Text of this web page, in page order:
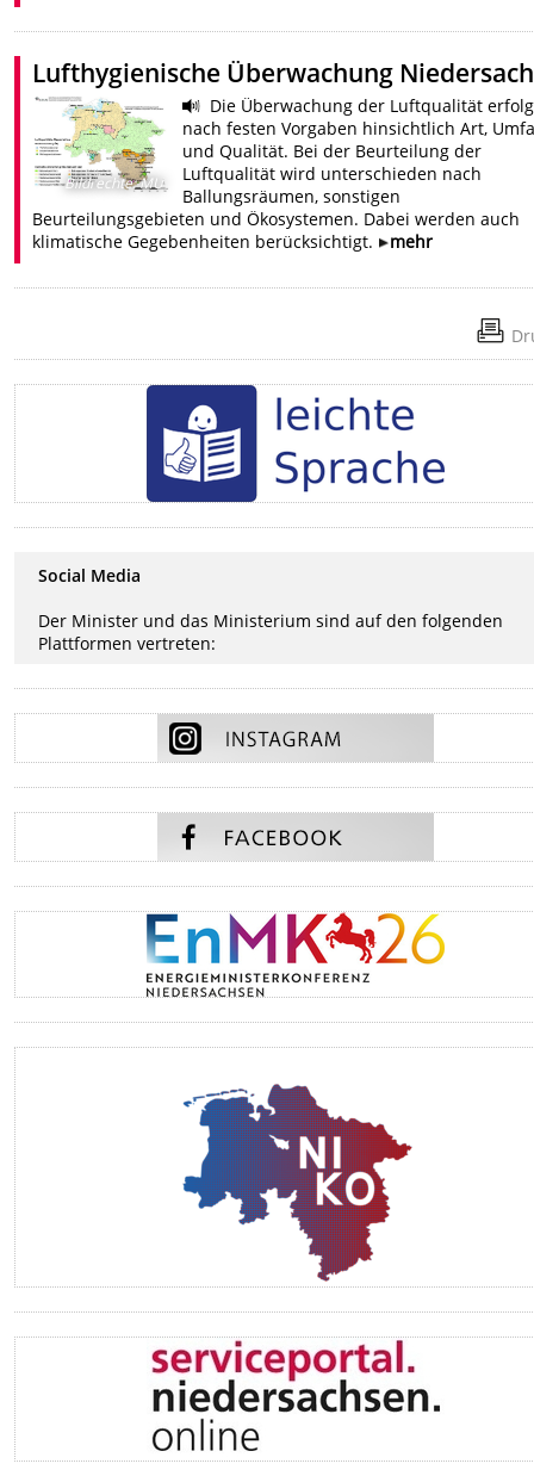
Lufthygienische Überwachung
Bildrechte:MU
Die Überwachung der Luftqualität
nach festen Vorgaben hinsichtlich Art,
und Qualität. Bei der Beurteilung der
Luftqualität wird unterschieden nach
Ballungsräumen, sonstigen
Beurteilungsgebieten und Ökosystemen. Dabei werden auch
klimatische Gegebenheiten berücksichtigt.
mehr
Social Media
Der Minister und das Ministerium sind auf den folgenden
Plattformen vertreten: